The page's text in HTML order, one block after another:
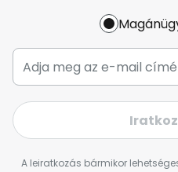
A leiratkozás bármikor